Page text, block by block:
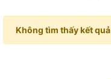
Không tìm thấy kết quả